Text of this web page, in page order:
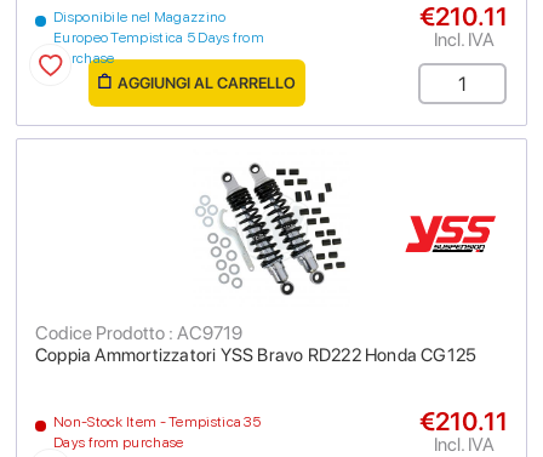
Disponibile nel Magazzino
Europeo Tempistica 5 Days from
purchase
€210.11
Incl. IVA
AGGIUNGI AL CARRELLO
Coppia Ammortizzatori YSS Bravo RD222 Honda CG125
Codice Prodotto : AC9719
Non-Stock Item - Tempistica 35
Days from purchase
€210.11
Incl. IVA